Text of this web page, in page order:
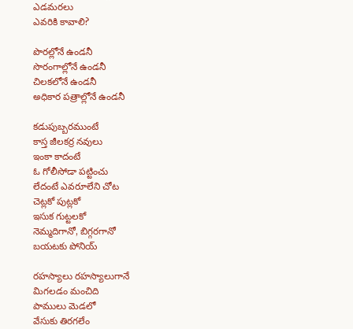
ఎడమరలు
ఎవరికి కావాలి?
పొరల్లోనే ఉండనీ
సొరంగాల్లోనే ఉండనీ
చిలకలోనే ఉండనీ
అధికార పత్రాల్లోనే ఉండనీ
కడుపుబ్బరముంటే
కాస్త జీలకర్ర నవులు
ఇంకా కాదంటే
ఓ గోలీసోడా పట్టించు
లేదంటే ఎవరూలేని చోట
చెట్లకో పుట్లకో
ఇసుక గుట్టలకో
నెమ్మదిగానో, బిగ్గరగానో
బయటకు పోనియ్
రహస్యాలు రహస్యాలుగానే
మిగలడం మంచిది
పాములు మెడలో
వేసుకు తిరగలేం